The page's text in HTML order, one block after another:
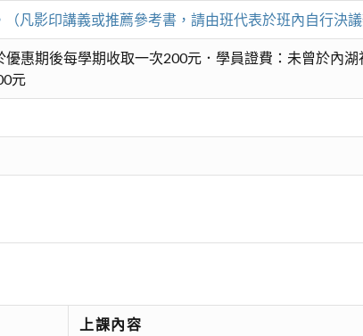
凡影印講義或推薦參考書，請由班代表於班內自行決議
惠期後每學期收取一次200元．學員證費：未曾於內
元
上課內容